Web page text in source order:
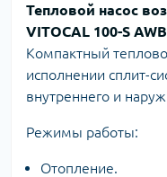
Тепловой насос
VITOCAL 100-S
Компактный
исполнении сплит-
внутреннего и
Режимы работы:
Отопление.